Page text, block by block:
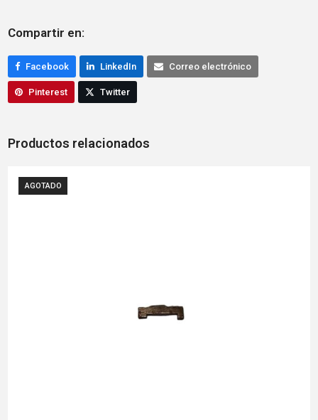
Compartir en:
Facebook LinkedIn Correo electrónico
Pinterest Twitter
Productos relacionados
AGOTADO